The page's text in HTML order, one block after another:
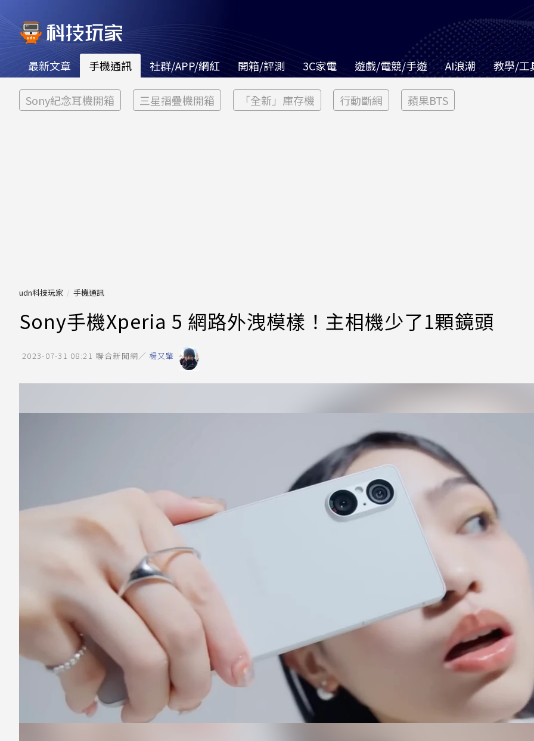
最新文章 手機通訊 社群/APP/網紅 開箱/評測 3C家電 遊戲/電競/手遊 AI浪潮 教學/工
Sony紀念耳機開箱 三星摺疊機開箱 「全新」庫存機 行動斷網 蘋果BTS
udn科技玩家 手機通訊
Sony手機Xperia 5 網路外洩模樣！主相機少了1顆鏡頭
2023-07-31 08:21 聯合新聞網／ 楊又肇